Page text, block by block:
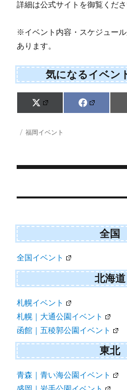
詳細は公式サイトを御覧くださ
※イベント内容・スケジュー
あります。
気になるイベン
Share
on
X
(
w
r
Share
on
F
a
投 カ
福岡イベント
稿
ビ
ゲ
ー
シ
ョ
ン
全国
全国イベント
北海道
札幌イベント
札幌｜大通公園イベント
函館｜五稜郭公園イベント
東北
青森｜青い海公園イベント